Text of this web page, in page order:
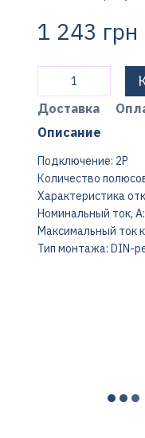
1 243 грн
Доставка
Описание
Подключение: 2P
Количество
Характеристика
Номинальный ток,
Максимальный ток
Тип монтажа: DIN-